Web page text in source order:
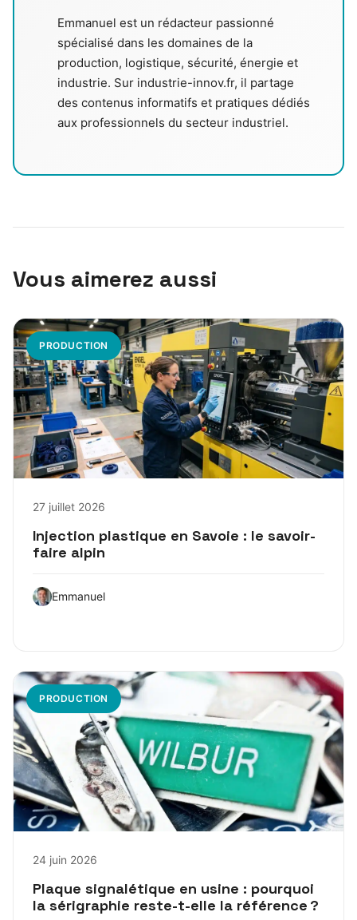
Emmanuel est un rédacteur passionné
spécialisé dans les domaines de la
production, logistique, sécurité, énergie et
industrie. Sur industrie-innov.fr, il partage
des contenus informatifs et pratiques dédiés
aux professionnels du secteur industriel.
Vous aimerez aussi
PRODUCTION
27 juillet 2026
Injection plastique en Savoie : le savoir-
faire alpin
Emmanuel
PRODUCTION
24 juin 2026
Plaque signalétique en usine : pourquoi
la sérigraphie reste-t-elle la référence ?